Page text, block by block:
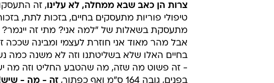
צרות הן כאב שבא ממחלה, לא עלינו, זה
טיפולי פוריות מתעסקים בחיים, בזכות לתת,
מתעסקת בשאלות של "למה אני? מתי זה ייגמר?
אבל מהר מאוד אני חוזרת לעצמי ומבינה שככה
בחיים האלו שלא בשליטתנו וזה לא משנה כמה
- זה פשוט מה שזה, מה שהטבע החליט וזה מה
בפנים, גובה 164 ס"מ ואף כפתור,
זה - מה -